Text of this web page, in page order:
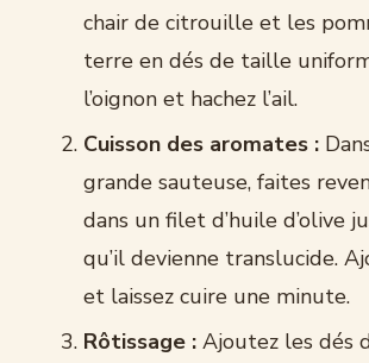
chair de citrouille et les
terre en dés de taille
l’oignon et hachez l’ail.
Cuisson des aromates :
grande sauteuse, faites
dans un filet d’huile d’olive
qu’il devienne translucide.
et laissez cuire une minute.
Rôtissage : Ajoutez les dés